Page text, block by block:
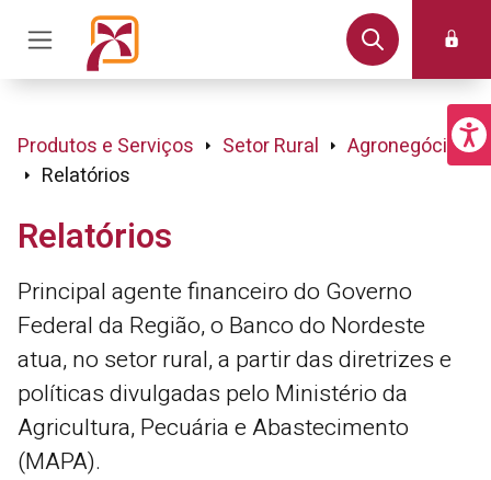
Produtos e Serviços Setor Rural
Agronegócio
Relatórios
Relatórios
Principal agente financeiro do Governo
Federal da Região, o Banco do Nordeste
atua, no setor rural, a partir das diretrizes e
políticas divulgadas pelo Ministério da
Agricultura, Pecuária e Abastecimento
(MAPA).